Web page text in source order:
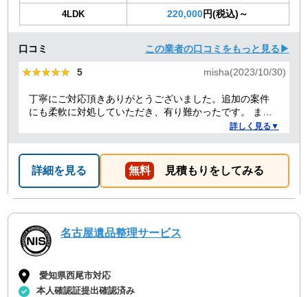
4LDK 220,000円(税込)～
口コミ この業者の口コミをもっと見る▶
★★★★★
★★★★★ 5 misha(2023/10/30)
丁寧にご対応頂きありがとうございました。追加の案件
にも柔軟に対処していただき、有り難かったです。 また
何かありましたらぜひよろしくお願いします。詳しく見る▼
詳細を見る 無料 見積もりをしてみる
名古屋遺品整理サービス
愛知県西尾市対応
本人確認証提出確認済み